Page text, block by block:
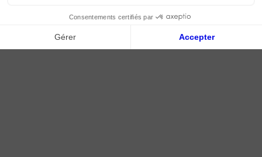
2018 - 2026 © Tessella, Tous droits réservés